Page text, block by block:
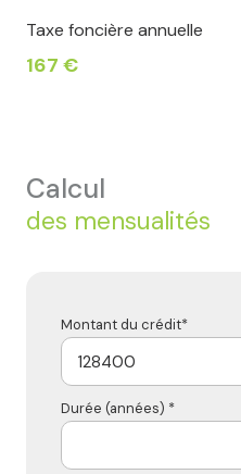
Taxe foncière annuelle
167 €
calcul
des mensualités
Montant du crédit*
Durée (années) *